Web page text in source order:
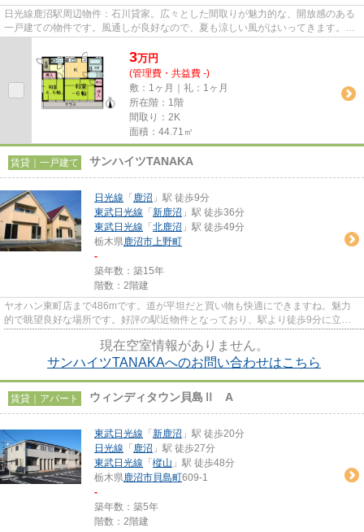
日光線鹿沼駅周辺物件：石川貸家。広々とした間取りが魅力的な、開放感のある
一戸建ての物件です。風通しが良好なので、夏も涼しい風がはいってきます。眺
3万円
(管理費・共益費 -)
敷：1ヶ月｜礼：1ヶ月
所在階：1階
間取り：2K
面積：44.71㎡
賃貸｜一戸建て サンハイツTANAKA
日光線 「 鹿沼 」駅 徒歩9分
東武日光線 「 新鹿沼 」駅 徒歩36分
東武日光線 「 北鹿沼 」駅 徒歩49分
栃木県鹿沼市上野町
-
築年数：築15年
階数：2階建
ヤオハン東町店まで486mです。道が平坦だと買い物も快適にできますね。魅力
的で眺望良好な場所です。好評の駅近物件となっており、駅より徒歩9分に立地
現在空室情報がありません。
サンハイツTANAKAへのお問い合わせはこちら
賃貸｜アパート ウィンディタウン貝島Ⅱ A
東武日光線 「 新鹿沼 」駅 徒歩20分
日光線 「 鹿沼 」駅 徒歩27分
東武日光線 「 樅山 」駅 徒歩48分
栃木県鹿沼市貝島町609-1
-
築年数：築5年
階数：2階建